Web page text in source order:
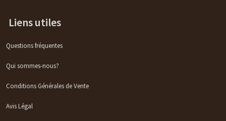
Liens utiles
Questions fréquentes
Qui sommes-nous?
Conditions Générales de Vente
Avis Légal